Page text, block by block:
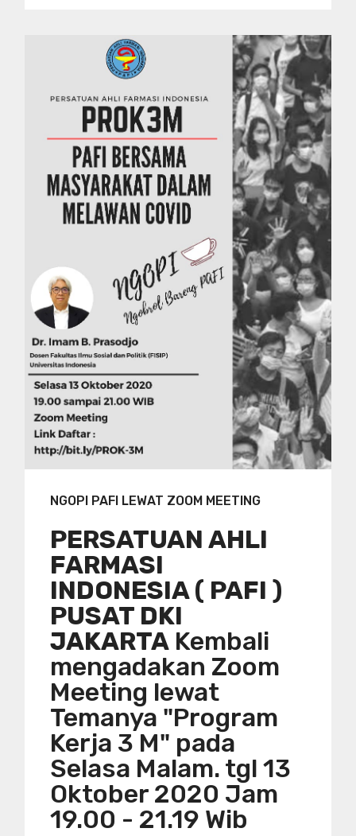
NGOPI PAFI LEWAT ZOOM MEETING
PERSATUAN AHLI
FARMASI
INDONESIA ( PAFI )
PUSAT DKI
JAKARTA Kembali
mengadakan Zoom
Meeting lewat
Temanya "Program
Kerja 3 M" pada
Selasa Malam. tgl 13
Oktober 2020 Jam
19.00 - 21.19 Wib